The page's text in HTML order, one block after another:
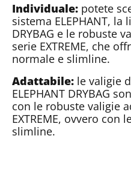
Individuale: potete
sistema ELEPHANT, la
DRYBAG e le robuste
serie EXTREME, che
normale e slimline.
Adattabile: le valigie
ELEPHANT DRYBAG
con le robuste valigie
EXTREME, ovvero con
slimline.